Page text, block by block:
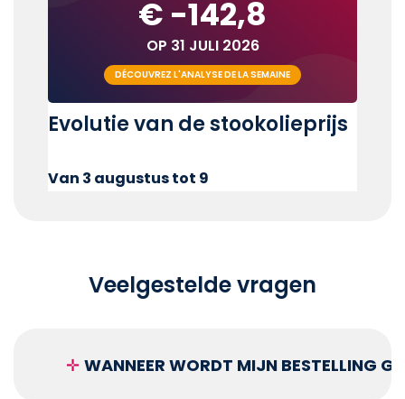
€ -142,8
OP 31 JULI 2026
DÉCOUVREZ L'ANALYSE DE LA SEMAINE
Evolutie van de stookolieprijs
Van 3 augustus tot 9
Veelgestelde vragen
✛ WANNEER WORDT MIJN BESTELLING